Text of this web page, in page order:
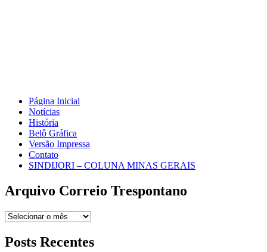
Página Inicial
Notícias
História
Belô Gráfica
Versão Impressa
Contato
SINDIJORI – COLUNA MINAS GERAIS
Arquivo Correio Trespontano
Arquivo
Trespontano
Posts Recentes